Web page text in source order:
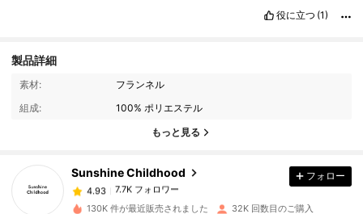
役に立つ (1)
製品詳細
素材:
フランネル
組成:
100% ポリエステル
もっと見る
Sunshine Childhood
7.7K フォロワー
7.7K フォロワー
m***7 は1日前に購入しました
フォロー
130K 件が最近販売されました 32K 回数目のご購入